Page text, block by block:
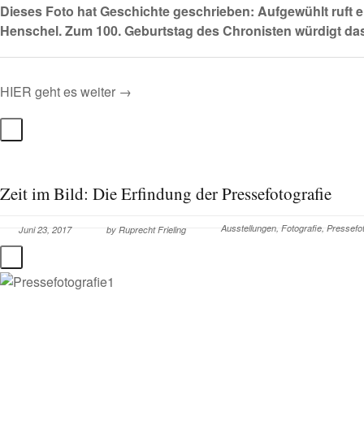
Dieses Foto hat Geschichte geschrieben: Aufgewühlt ruft
Henschel.Zum 100. Geburtstag des Chronisten würdigt
HIER geht es weiter →
Zeit im Bild: Die Erfindung der Pressefotografie
Juni 23, 2017 by Ruprecht Frieling Ausstellungen, Fotografie,